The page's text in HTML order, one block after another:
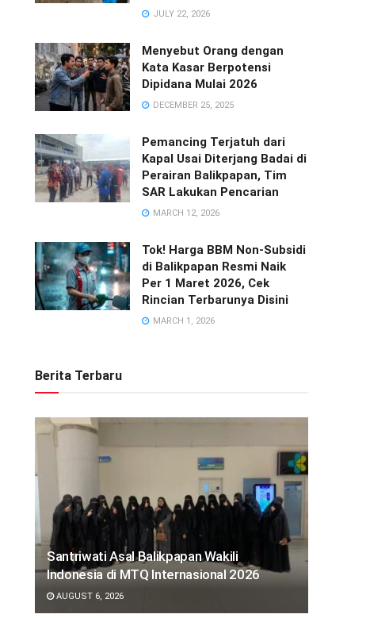
JULY 22, 2026
Menyebut Orang dengan
Kata Kasar Berpotensi
Dipidana Mulai 2026
DECEMBER 25, 2025
Pemancing Terjatuh dari
Kapal Usai Diterjang Badai di
Perairan Balikpapan, Tim
SAR Lakukan Pencarian
MARCH 12, 2026
Tok! Harga BBM Non-Subsidi
di Balikpapan Resmi Naik
Per 1 Maret 2026, Cek
Rincian Terbarunya Disini
MARCH 1, 2026
Berita Terbaru
Santriwati Asal Balikpapan Wakili
Indonesia di MTQ Internasional 2026
AUGUST 6, 2026